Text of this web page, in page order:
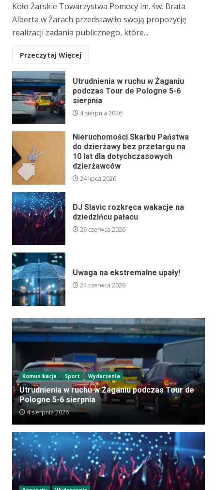
Koło Żarskie Towarzystwa Pomocy im. św. Brata
Alberta w Żarach przedstawiło swoją propozycję
realizacji zadania publicznego, które...
Przeczytaj Więcej
Utrudnienia w ruchu w Żaganiu
podczas Tour de Pologne 5-6
sierpnia
4 sierpnia 2026
Nieruchomości Skarbu Państwa
do dzierżawy bez przetargu na
10 lat dla dotychczasowych
dzierżawców
24 lipca 2026
DJ Slavic rozkręca wakacje na
dziedzińcu pałacu
26 czerwca 2026
Uwaga na ekstremalne upały!
24 czerwca 2026
Komunikacja Sport Wydarzenia
Utrudnienia w ruchu w Żaganiu podczas Tour de
Pologne 5-6 sierpnia
4 sierpnia 2026